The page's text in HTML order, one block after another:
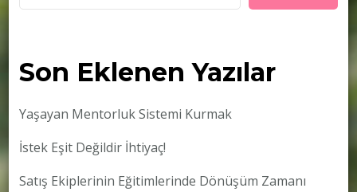
Son Eklenen Yazılar
Yaşayan Mentorluk Sistemi Kurmak
İstek Eşit Değildir İhtiyaç!
Satış Ekiplerinin Eğitimlerinde Dönüşüm Zamanı